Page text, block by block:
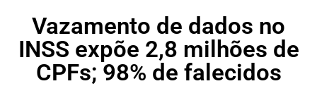
Vazamento de dados no
INSS expõe 2,8 milhões de
CPFs; 98% de falecidos